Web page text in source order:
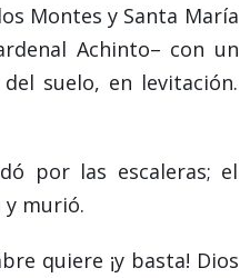
Montes y Santa María
Achinto– con un
suelo, en levitación.
por las escaleras; el
y murió.
quiere ¡y basta! Dios